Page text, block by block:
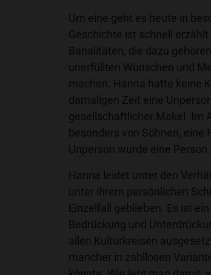
Um eine geht es heute in
Geschichte ist schnell
Banalitäten, die dazu
unerfüllten Wünschen und
machen. Hanna hatte keine
damaligen Zeit eine
gesellschaftlicher Makel. Im
besonders von Söhnen,
Unperson wurde eine Person.
Hanna leidet unter den
unter ihrem persönlichen
Einzelfall geblieben. Es ist
Bedrückung und
allen Kulturkreisen
mancher in zahllosen